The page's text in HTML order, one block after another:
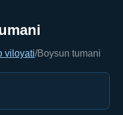
viloyati/Boysun tumani